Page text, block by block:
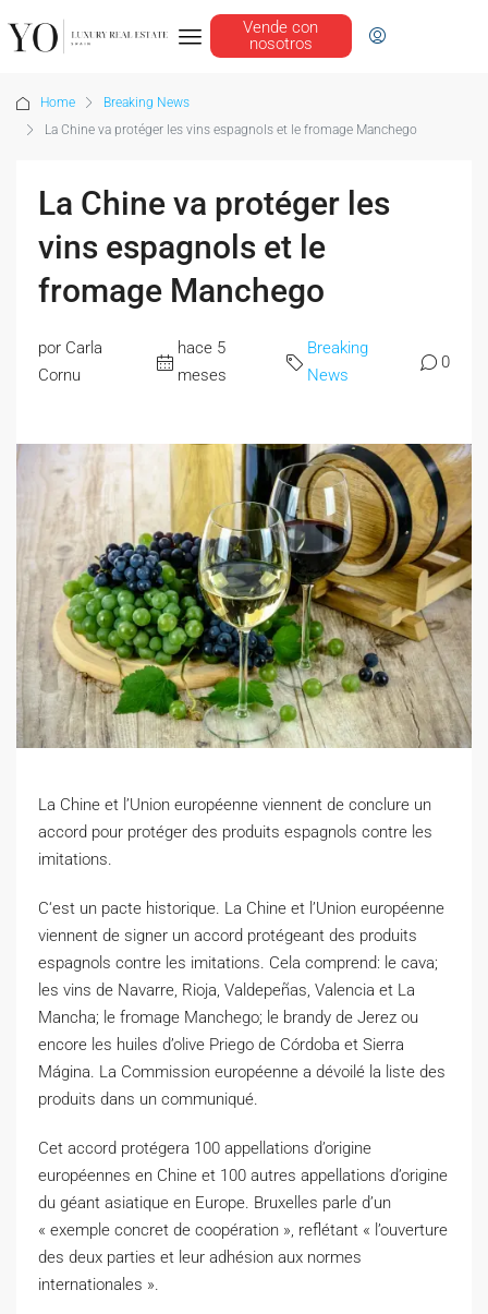
Vende con
nosotros
Home
Breaking News
La Chine va protéger les vins espagnols et le fromage Manchego
La Chine va protéger les
vins espagnols et le
fromage Manchego
por Carla
Cornu
hace 5
meses
Breaking
News
0
La Chine et l’Union européenne viennent de conclure un
accord pour protéger des produits espagnols contre les
imitations.
C‘est un pacte historique. La Chine et l’Union européenne
viennent de signer un accord protégeant des produits
espagnols contre les imitations. Cela comprend: le cava;
les vins de Navarre, Rioja, Valdepeñas, Valencia et La
Mancha; le fromage Manchego; le brandy de Jerez ou
encore les huiles d’olive Priego de Córdoba et Sierra
Mágina. La Commission européenne a dévoilé la liste des
produits dans un communiqué.
Cet accord protégera 100 appellations d’origine
européennes en Chine et 100 autres appellations d’origine
du géant asiatique en Europe. Bruxelles parle d’un
« exemple concret de coopération », reflétant « l’ouverture
des deux parties et leur adhésion aux normes
internationales ».